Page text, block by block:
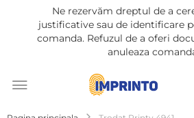
Ne rezervăm dreptul de a
justificative sau de identificare
comanda. Refuzul de a oferi
anuleaza
la